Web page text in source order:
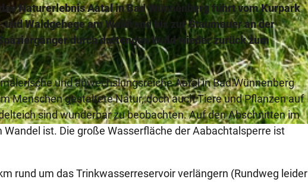
Naturerlebnis Aatal in Bad Wünnenberg führt vom Kurpark
Waldgehege am Waldrand bis zur Staumauer an der
durch duftenden Wald wieder zurück zum
und abwechslungsreiche Aatal in Bad Wünnenberg
Menschen gestaltete Natur, doch auch Tiere und Pflanzen auf
sind wunderbar zu beobachten. Auf den Abschnitten im
ist. Die große Wasserfläche der Aabachtalsperre ist
rund um das Trinkwasserreservoir verlängern (Rundweg leider